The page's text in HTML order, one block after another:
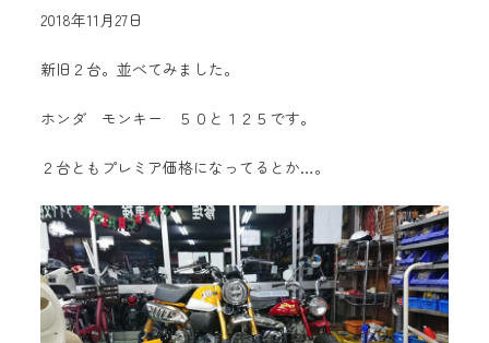
2018年11月27日
新旧２台。並べてみました。
ホンダ モンキー ５０と１２５です。
２台ともプレミア価格になってるとか…。